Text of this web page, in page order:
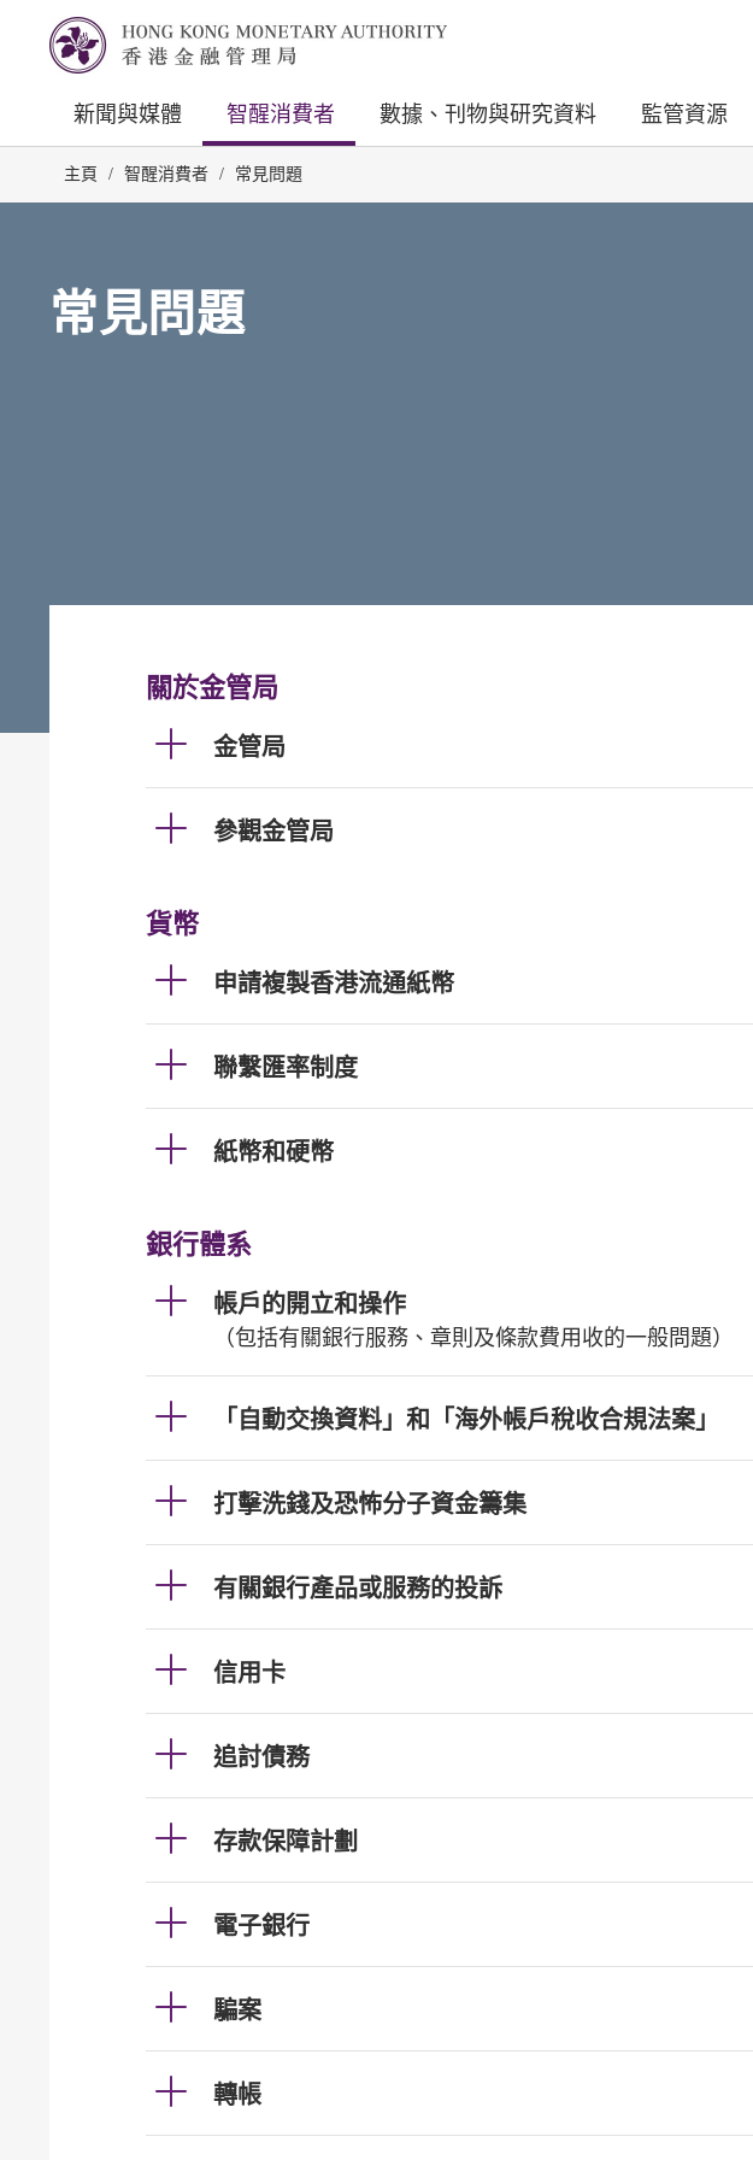
新聞與媒體 智醒消費者 數據、刊物與研究資料 監管資源
主頁 / 智醒消費者 / 常見問題
常見問題
關於金管局
金管局
參觀金管局
貨幣
申請複製香港流通紙幣
聯繫匯率制度
紙幣和硬幣
銀行體系
帳戶的開立和操作
（包括有關銀行服務、章則及條款費用收的一般問題）
「自動交換資料」和「海外帳戶稅收合規法案」
打擊洗錢及恐怖分子資金籌集
有關銀行產品或服務的投訴
信用卡
追討債務
存款保障計劃
電子銀行
騙案
轉帳